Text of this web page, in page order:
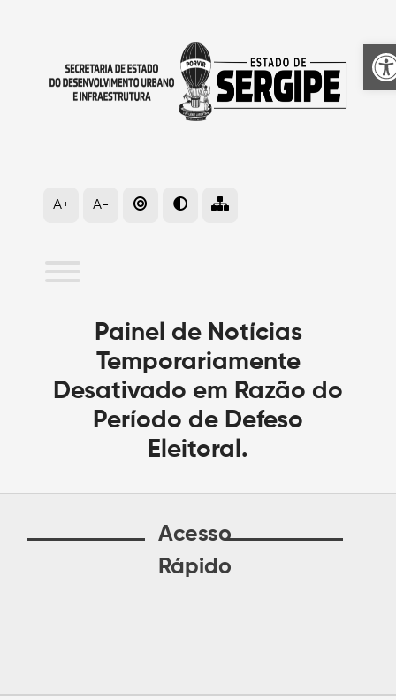
A+ A-
Painel de Notícias
Temporariamente
Desativado em Razão do
Período de Defeso
Eleitoral.
Acesso
Rápido